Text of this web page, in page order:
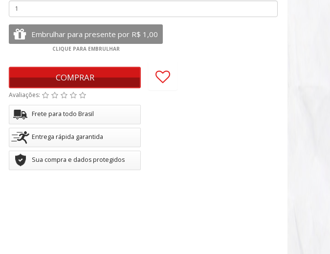
COMPRAR
Avaliações:
Frete para todo Brasil
Entrega rápida garantida
Sua compra e dados protegidos